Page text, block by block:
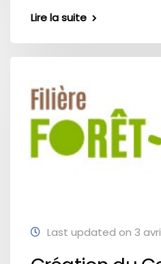
Lire la suite
Last updated on 3